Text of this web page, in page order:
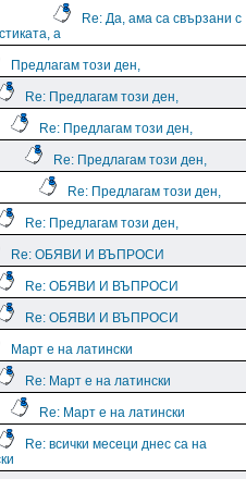
Re: Да, ама са свързани с
а
Предлагам този ден,
Re: Предлагам този ден,
Re: Предлагам този ден,
Re: Предлагам този ден,
Re: Предлагам този ден,
Re: Предлагам този ден,
Re: ОБЯВИ И ВЪПРОСИ
Re: ОБЯВИ И ВЪПРОСИ
Re: ОБЯВИ И ВЪПРОСИ
Март е на латински
Re: Март е на латински
Re: Март е на латински
Re: всички месеци днес са на